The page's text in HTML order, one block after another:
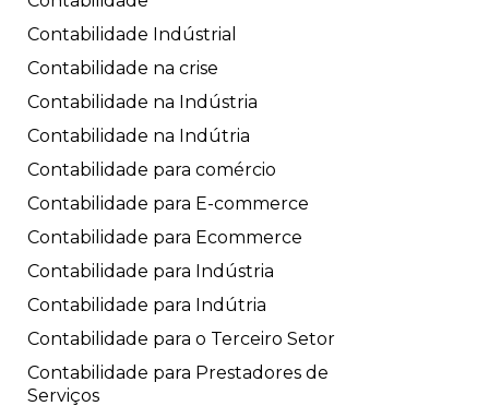
Contabilidade Indústrial
Contabilidade na crise
Contabilidade na Indústria
Contabilidade na Indútria
Contabilidade para comércio
Contabilidade para E-commerce
Contabilidade para Ecommerce
Contabilidade para Indústria
Contabilidade para Indútria
Contabilidade para o Terceiro Setor
Contabilidade para Prestadores de
Serviços